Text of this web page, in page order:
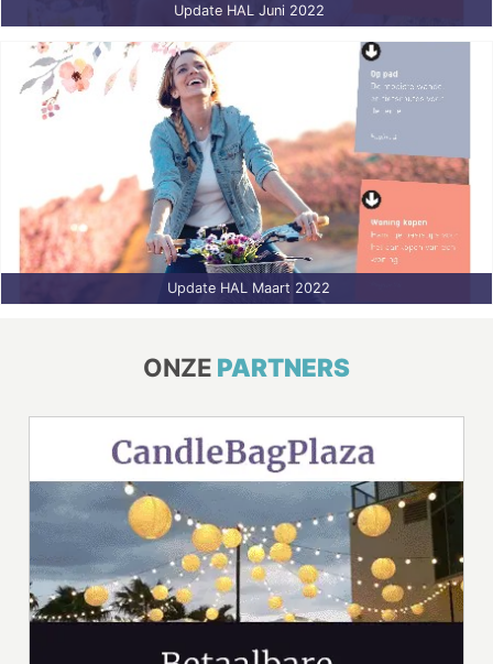
Update HAL Juni 2022
Update HAL Maart 2022
ONZE PARTNERS